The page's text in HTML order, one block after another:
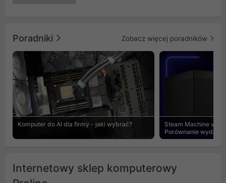
Poradniki Zobacz więcej poradników
Komputer do AI dla firmy - jaki wybrać?
Steam Machine vs
Porównanie
Internetowy sklep komputerowy